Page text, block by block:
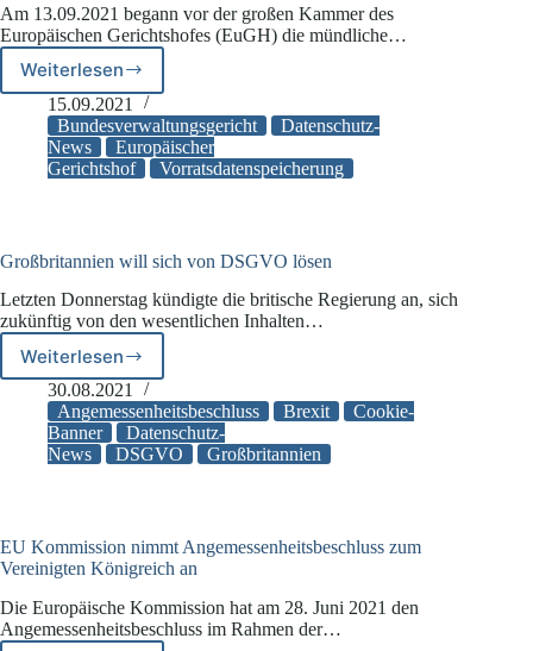
Am 13.09.2021 begann vor der großen Kammer des
Europäischen Gerichtshofes (EuGH) die mündliche…
Weiterlesen
EuGH
verhandelt
zur
deutschen
Vorratsdatenspeicherung
15.09.2021
Bundesverwaltungsgericht
Datenschutz-
News
Europäischer
Gerichtshof
Vorratsdatenspeicherung
Großbritannien will sich von DSGVO lösen
Letzten Donnerstag kündigte die britische Regierung an, sich
zukünftig von den wesentlichen Inhalten…
WeiterlesenGroßbritannien
will
sich
von
DSGVO
30.08.2021
Angemessenheitsbeschluss
Brexit
Cookie-
Banner
Datenschutz-
News
DSGVO Großbritannien
EU Kommission nimmt Angemessenheitsbeschluss zum
Vereinigten Königreich an
Die Europäische Kommission hat am 28. Juni 2021 den
Angemessenheitsbeschluss im Rahmen der…